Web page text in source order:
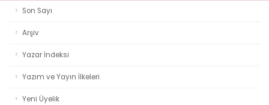
Son Sayı
Arşiv
Yazar İndeksi
Yazım ve Yayın İlkeleri
Yeni Üyelik